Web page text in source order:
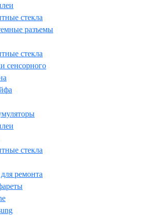
стекла
разъемы
стекла
сенсорного
стекла
ремонта